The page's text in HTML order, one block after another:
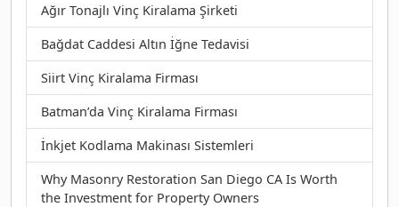
Ağır Tonajlı Vinç Kiralama Şirketi
Bağdat Caddesi Altın İğne Tedavisi
Siirt Vinç Kiralama Firması
Batman’da Vinç Kiralama Firması
İnkjet Kodlama Makinası Sistemleri
Why Masonry Restoration San Diego CA Is Worth
the Investment for Property Owners